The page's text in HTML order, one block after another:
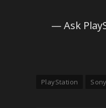
— Ask
PlayStation Sony